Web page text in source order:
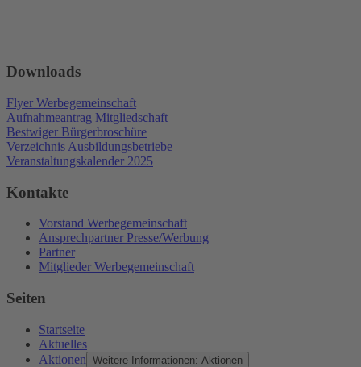
Downloads
Flyer Werbegemeinschaft
Aufnahmeantrag Mitgliedschaft
Bestwiger Bürgerbroschüre
Verzeichnis Ausbildungsbetriebe
Veranstaltungskalender 2025
Kontakte
Vorstand Werbegemeinschaft
Ansprechpartner Presse/Werbung
Partner
Mitglieder Werbegemeinschaft
Seiten
Startseite
Aktuelles
Aktionen Weitere Informationen: Aktionen